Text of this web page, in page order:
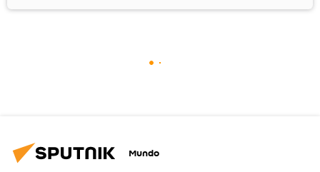
Mundo